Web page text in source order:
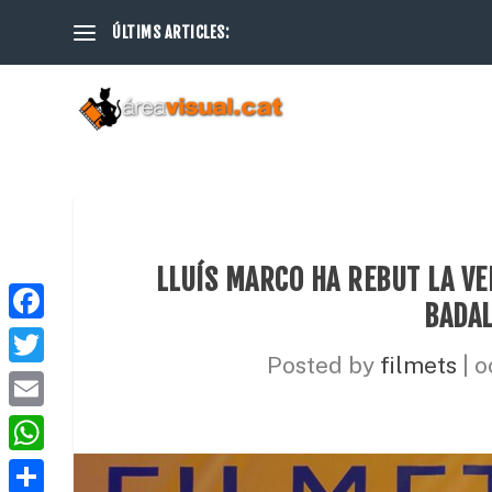
ÚLTIMS ARTICLES:
LLUÍS MARCO HA REBUT LA
Posted by filmets
F
a
c
e
b
T
w
i
t
E
m
W